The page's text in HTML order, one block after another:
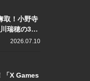
取！小野寺
瑞穂の3メ
プレイバッ
2026.07.10
「X Games